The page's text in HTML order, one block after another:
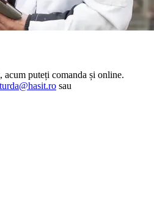
acum puteți comanda și online.
sau